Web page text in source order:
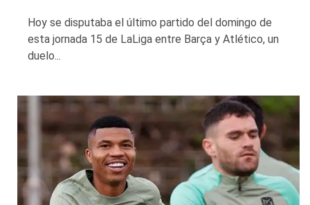
Hoy se disputaba el último partido del domingo de
esta jornada 15 de LaLiga entre Barça y Atlético, un
duelo...